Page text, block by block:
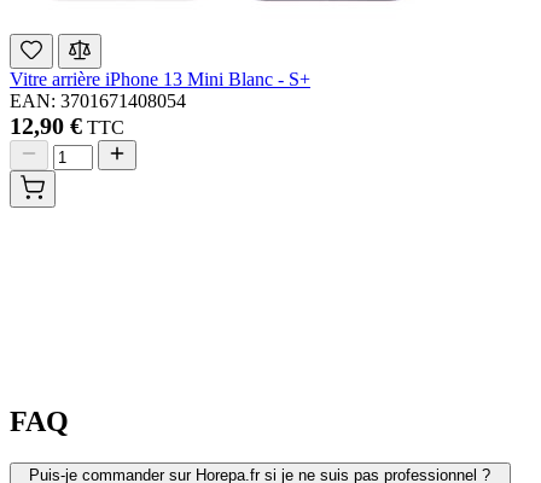
Vitre arrière iPhone 13 Mini Blanc - S+
EAN: 3701671408054
12,90 € TTC
FAQ
Puis-je commander sur Horepa.fr si je ne suis pas professionnel ?